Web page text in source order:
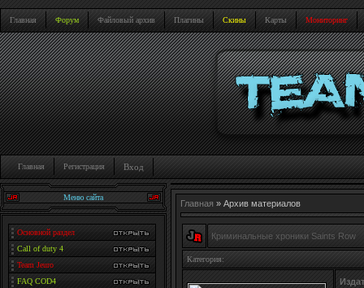
Главная Форум Файловый архив Плагины Скины Карты Мониторинг
Главная Регистрация Вход
Меню сайта
Основной раздел
Call of duty 4
Team Jeuro
FAQ COD4
Главная » Архив материалов
Криминальные хроники Saints Row
Категория: